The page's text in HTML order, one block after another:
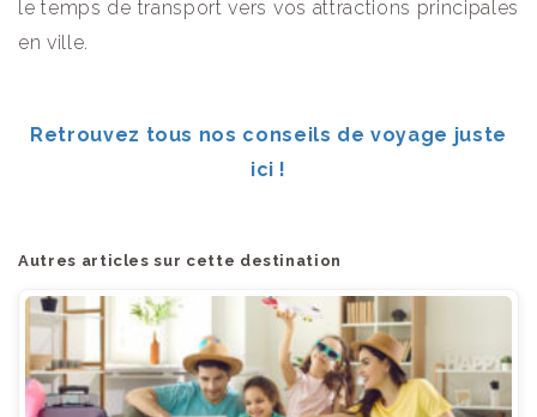
le temps de transport vers vos attractions principales
en ville.
Retrouvez tous nos conseils de voyage juste
ici !
Autres articles sur cette destination